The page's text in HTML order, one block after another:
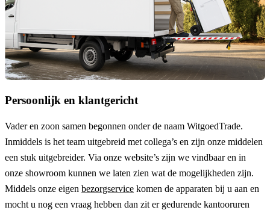
Persoonlijk en klantgericht
Vader en zoon samen begonnen onder de naam WitgoedTrade.
Inmiddels is het team uitgebreid met collega’s en zijn onze middelen
een stuk uitgebreider. Via onze website’s zijn we vindbaar en in
onze showroom kunnen we laten zien wat de mogelijkheden zijn.
Middels onze eigen bezorgservice komen de apparaten bij u aan en
mocht u nog een vraag hebben dan zit er gedurende kantooruren